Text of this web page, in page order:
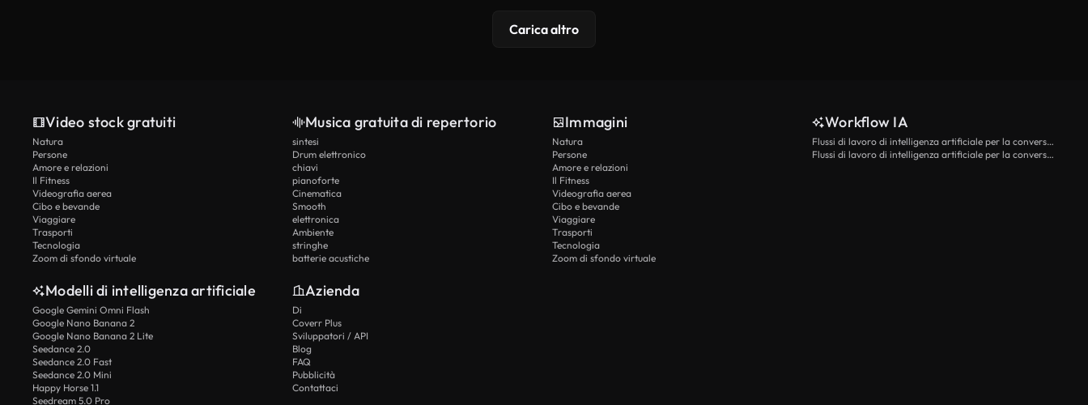
Carica altro
Video stock gratuiti
Natura
Persone
Amore e relazioni
Il Fitness
Videografia aerea
Cibo e bevande
Viaggiare
Trasporti
Tecnologia
Zoom di sfondo virtuale
Musica gratuita di repertorio
sintesi
Drum elettronico
chiavi
pianoforte
Cinematica
Smooth
elettronica
Ambiente
stringhe
batterie acustiche
Immagini
Natura
Persone
Amore e relazioni
Il Fitness
Videografia aerea
Cibo e bevande
Viaggiare
Trasporti
Tecnologia
Zoom di sfondo virtuale
Workflow IA
Flussi di lavoro di intelligenza artificiale per la conversione da testo a video
Flussi di lavoro di intelligenza artificiale per la conversione di immagini in video
Modelli di intelligenza artificiale
Google Gemini Omni Flash
Google Nano Banana 2
Google Nano Banana 2 Lite
Seedance 2.0
Seedance 2.0 Fast
Seedance 2.0 Mini
Happy Horse 1.1
Seedream 5.0 Pro
Azienda
Di
Coverr Plus
Sviluppatori / API
Blog
FAQ
Pubblicità
Contattaci